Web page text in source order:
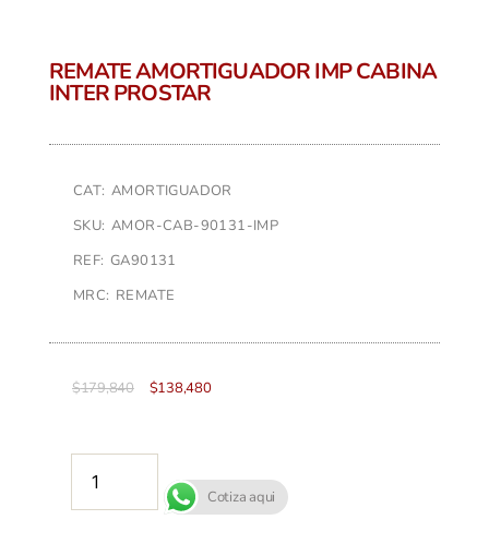
REMATE AMORTIGUADOR IMP CABINA
INTER PROSTAR
CAT: AMORTIGUADOR
SKU: AMOR-CAB-90131-IMP
REF: GA90131
MRC: REMATE
$179,840 $138,480
Cotiza aqui